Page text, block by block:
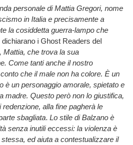
personale di Mattia Gregori, nome
in Italia e precisamente a
la cosiddetta guerra-lampo che
dichiarano i Ghost Readers del
Mattia, che trova la sua
Come tanti anche il nostro
che il male non ha colore. È un
è un personaggio amorale, spietato e
madre. Questo però non lo giustifica,
alla fine pagherà le
sbagliata. Lo stile di Balzano è
senza inutili eccessi: la violenza è
ed aiuta a contestualizzare il